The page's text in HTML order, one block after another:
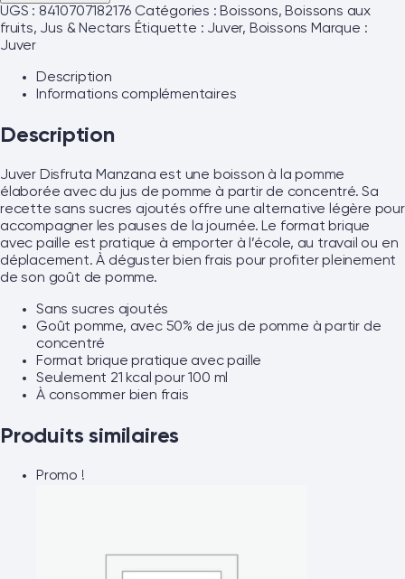
UGS : 8410707182176 Catégories : Boissons, Boissons aux
fruits, Jus & Nectars Étiquette : Juver, Boissons Marque :
Juver
Description
Informations complémentaires
Description
Juver Disfruta Manzana est une boisson à la pomme
élaborée avec du jus de pomme à partir de concentré. Sa
recette sans sucres ajoutés offre une alternative légère pour
accompagner les pauses de la journée. Le format brique
avec paille est pratique à emporter à l’école, au travail ou en
déplacement. À déguster bien frais pour profiter pleinement
de son goût de pomme.
Sans sucres ajoutés
Goût pomme, avec 50% de jus de pomme à partir de
concentré
Format brique pratique avec paille
Seulement 21 kcal pour 100 ml
À consommer bien frais
Produits similaires
Promo !